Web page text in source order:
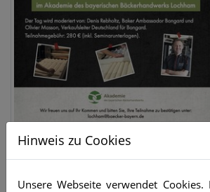
Hinweis zu Cookies
Unsere Webseite verwendet Cookies.